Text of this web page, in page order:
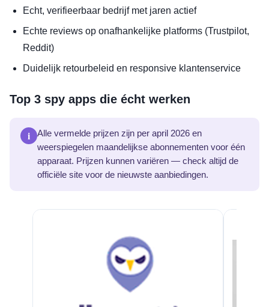
Echt, verifieerbaar bedrijf met jaren actief
Echte reviews op onafhankelijke platforms (Trustpilot,
Reddit)
Duidelijk retourbeleid en responsive klantenservice
Top 3 spy apps die écht werken
i
Alle vermelde prijzen zijn per april 2026 en
weerspiegelen maandelijkse abonnementen voor één
apparaat. Prijzen kunnen variëren — check altijd de
officiële site voor de nieuwste aanbiedingen.